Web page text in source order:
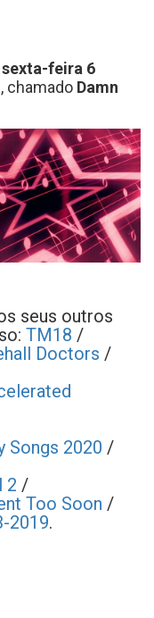
sexta-feira 6
chamado Damn
seus outros
TM18 /
Doctors /
Songs 2020 /
2 /
Too Soon /
2019.